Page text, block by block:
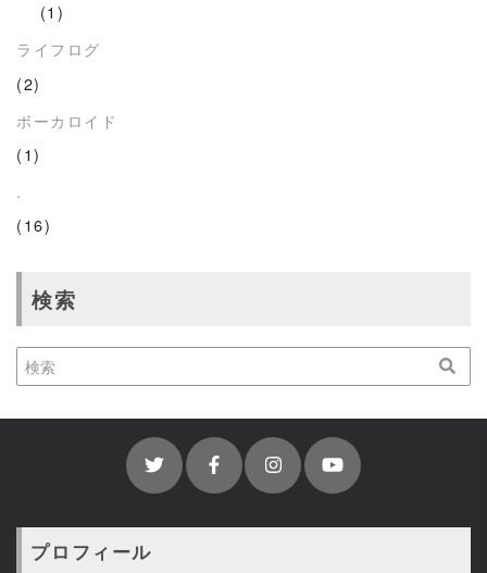
(1)
ライフログ
(2)
ボーカロイド
(1)
.
(16)
検索
プロフィール